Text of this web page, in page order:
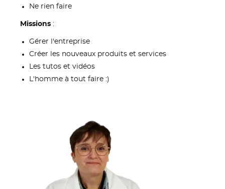
Ne rien faire
Missions :
Gérer l'entreprise
Créer les nouveaux produits et services
Les tutos et vidéos
L'homme à tout faire :)